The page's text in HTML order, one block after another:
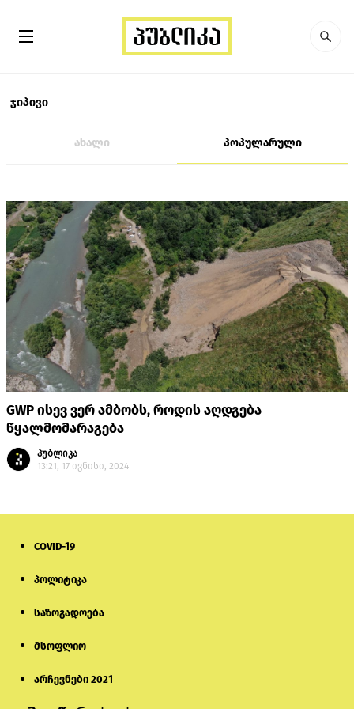
ჯიპივი
ახალი პოპულარული
GWP ისევ ვერ ამბობს, როდის აღდგება
წყალმომარაგება
პუბლიკა
13:21, 17 ივნისი, 2024
COVID-19
პოლიტიკა
საზოგადოება
მსოფლიო
არჩევნები 2021